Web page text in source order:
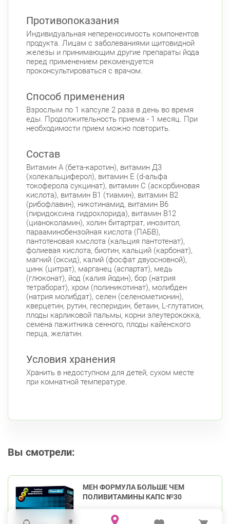
Противопоказания
Индивидуальная непереносимость компонентов
продукта. Лицам с заболеваниями щитовидной
железы и принимающим другие препараты йода
перед применением рекомендуется
проконсультироваться с врачом.
Способ применения
Взрослым по 1 капсуле 2 раза в день во время
еды. Продолжительность приема - 1 месяц. При
необходимости прием можно повторить.
Состав
Витамин А (бета-каротин), витамин Д3
(холекальциферол), витамин Е (d-альфа
токоферола сукцинат), витамин С (аскорбиновая
кислота), витамин В1 (тиамин), витамин В2
(рибофлавин), никотинамид, витамин В6
(пиридоксина гидрохлорида), витамин В12
(цианоколамин), холин битартрат, инозитол,
парааминобензойная кислота (ПАБВ),
пантотеновая кмслота (кальция пантотенат),
фолиевая кислота, биотин, кальций (карбонат),
магний (оксид), калий (фосфат двуосновной),
цинк (цитрат), марганец (аспартат), медь
(глюконат), йод (калия йодин), бор (натрия
тетраборат), хром (полиникотинат), молибден
(натрия молибдат), селен (селенометионин),
кверцетин, рутин, гесперидин, бетаин, L-глутатион,
плоды карликовой пальмы, корни элеутерококка,
семена пажитника сенного, плоды кайенского
перца, желатин.
Условия хранения
Хранить в недоступном для детей, сухом месте
при комнатной температуре.
Вы смотрели:
МЕН ФОРМУЛА БОЛЬШЕ ЧЕМ
ПОЛИВИТАМИНЫ КАПС №30